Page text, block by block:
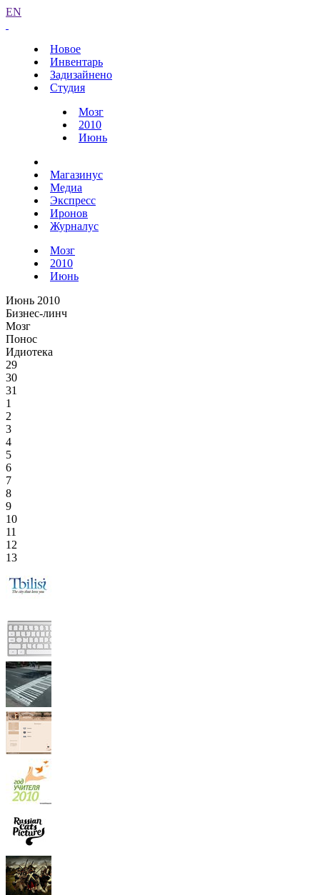
EN
Новое
Инвентарь
Задизайнено
Студия
Мозг
2010
Июнь
Магазинус
Медиа
Экспресс
Иронов
Журналус
Мозг
2010
Июнь
Июнь 2010
Бизнес-линч
Мозг
Понос
Идиотека
29
30
31
1
2
3
4
5
6
7
8
9
10
11
12
13